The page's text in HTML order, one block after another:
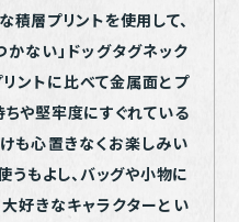
積層プリントを使用して、
かない」ドッグタグネック
リントに比べて金属面とプ
ちや堅牢度にすぐれている
けも心置きなくお楽しみい
うもよし、バッグや小物に
大好きなキャラクターとい